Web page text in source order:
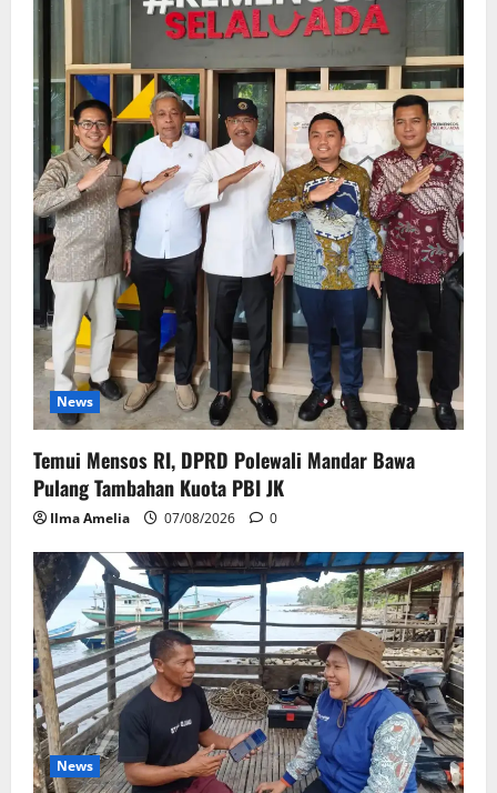
News
Temui Mensos RI, DPRD Polewali Mandar Bawa
Pulang Tambahan Kuota PBI JK
Ilma Amelia 07/08/2026 0
News